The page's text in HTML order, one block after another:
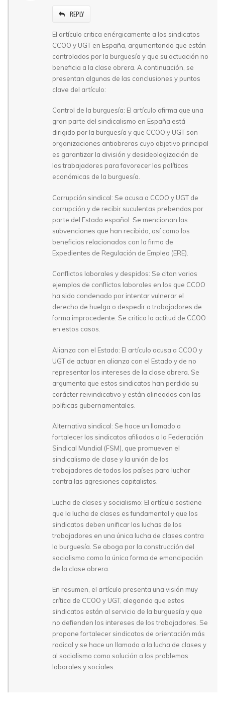
REPLY
El artículo critica enérgicamente a los sindicatos
CCOO y UGT en España, argumentando que están
controlados por la burguesía y que su actuación no
beneficia a la clase obrera. A continuación, se
presentan algunas de las conclusiones y puntos
clave del artículo:
Control de la burguesía: El artículo afirma que una
gran parte del sindicalismo en España está
dirigido por la burguesía y que CCOO y UGT son
organizaciones antiobreras cuyo objetivo principal
es garantizar la división y desideologización de
los trabajadores para favorecer las políticas
económicas de la burguesía.
Corrupción sindical: Se acusa a CCOO y UGT de
corrupción y de recibir suculentas prebendas por
parte del Estado español. Se mencionan las
subvenciones que han recibido, así como los
beneficios relacionados con la firma de
Expedientes de Regulación de Empleo (ERE).
Conflictos laborales y despidos: Se citan varios
ejemplos de conflictos laborales en los que CCOO
ha sido condenado por intentar vulnerar el
derecho de huelga o despedir a trabajadores de
forma improcedente. Se critica la actitud de CCOO
en estos casos.
Alianza con el Estado: El artículo acusa a CCOO y
UGT de actuar en alianza con el Estado y de no
representar los intereses de la clase obrera. Se
argumenta que estos sindicatos han perdido su
carácter reivindicativo y están alineados con las
políticas gubernamentales.
Alternativa sindical: Se hace un llamado a
fortalecer los sindicatos afiliados a la Federación
Sindical Mundial (FSM), que promueven el
sindicalismo de clase y la unión de los
trabajadores de todos los países para luchar
contra las agresiones capitalistas.
Lucha de clases y socialismo: El artículo sostiene
que la lucha de clases es fundamental y que los
sindicatos deben unificar las luchas de los
trabajadores en una única lucha de clases contra
la burguesía. Se aboga por la construcción del
socialismo como la única forma de emancipación
de la clase obrera.
En resumen, el artículo presenta una visión muy
crítica de CCOO y UGT, alegando que estos
sindicatos están al servicio de la burguesía y que
no defienden los intereses de los trabajadores. Se
propone fortalecer sindicatos de orientación más
radical y se hace un llamado a la lucha de clases y
al socialismo como solución a los problemas
laborales y sociales.